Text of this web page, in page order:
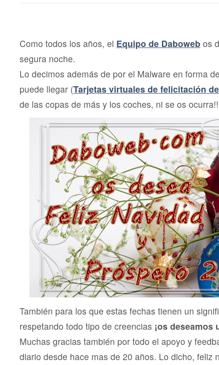
y
Próspero
2024
Como todos los años, el Equipo de Daboweb os
segura noche.
Lo decimos además de por el Malware en forma
puede llegar (Tarjetas virtuales de felicitación
de las copas de más y los coches, ni se os
También para los que estas fechas tienen un
respetando todo tipo de creencias ¡os deseamos
Muchas gracias también por todo el apoyo y
diario desde hace mas de 20 años. Lo dicho, feliz